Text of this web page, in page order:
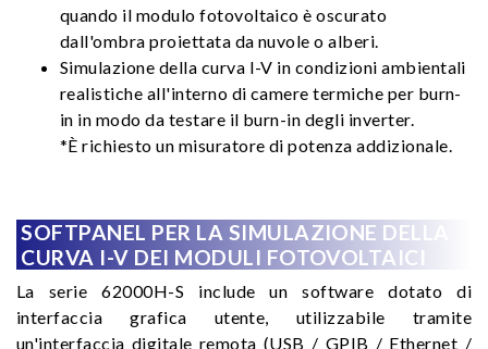
quando il modulo fotovoltaico è oscurato
dall'ombra proiettata da nuvole o alberi.
Simulazione della curva I-V in condizioni ambientali
realistiche all'interno di camere termiche per burn-
in in modo da testare il burn-in degli inverter.
*È richiesto un misuratore di potenza addizionale.
SOFTPANEL PER LA SIMULAZIONE DELLA
CURVA I-V DEI MODULI FOTOVOLTAICI
La serie 62000H-S include un software dotato di
interfaccia grafica utente, utilizzabile tramite
un'interfaccia digitale remota (USB / GPIB / Ethernet /